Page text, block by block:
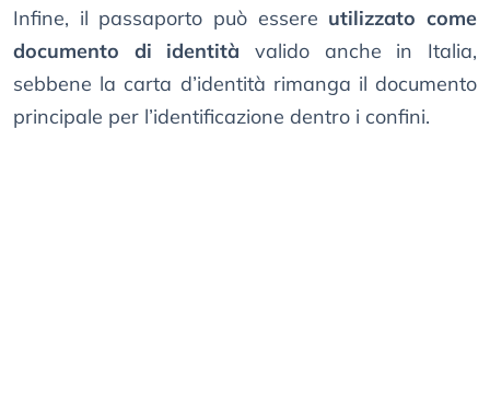
Infine, il passaporto può essere utilizzato come
documento di identità valido anche in Italia,
sebbene la carta d’identità rimanga il documento
principale per l’identificazione dentro i confini.